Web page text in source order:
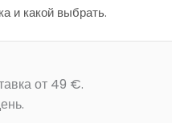
и какой выбрать.
от 49 €.